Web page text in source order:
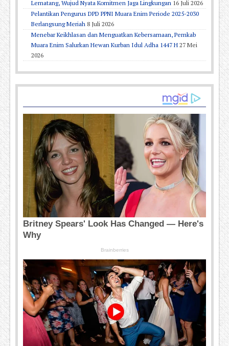
Lematang, Wujud Nyata Komitmen Jaga Lingkungan 16 Juli 2026
Pelantikan Pengurus DPD PPNI Muara Enim Periode 2025-2030
Berlangsung Meriah 8 Juli 2026
Menebar Keikhlasan dan Menguatkan Kebersamaan, Pemkab
Muara Enim Salurkan Hewan Kurban Idul Adha 1447 H 27 Mei
2026